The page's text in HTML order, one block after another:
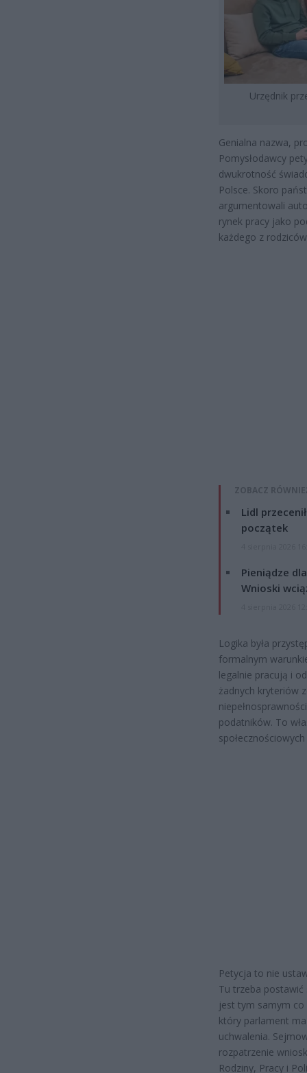
Urzędnik
Genialna nazwa,
Pomysłodawcy
dwukrotność
Polsce. Skoro
argumentowali
rynek pracy jako
każdego z
ZOBACZ
Lidl
początek
Pieniądze
Wnioski
Logika była
formalnym
legalnie pracują i
żadnych kryteriów
podatników. To
Petycja to nie
Tu trzeba
jest tym samym
który parlament
uchwalenia.
rozpatrzenie
Rodziny, Pracy i